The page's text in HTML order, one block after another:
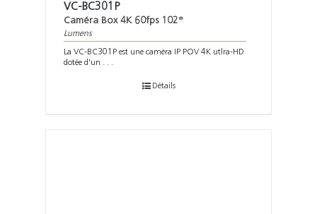
VC-BC301P
Caméra Box 4K 60fps 102°
Lumens
La VC-BC301P est une caméra IP POV 4K utlra-HD
dotée d'un . . .
Détails